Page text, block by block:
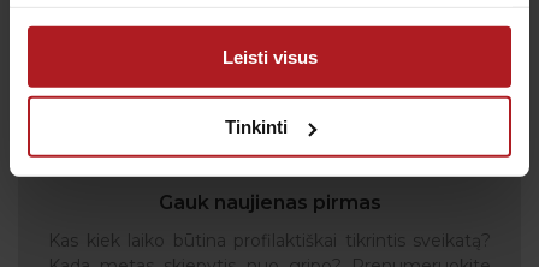
arba naudojant paslaugas surinktos informacijos.
Leisti visus
Tinkinti
Gauk naujienas pirmas
Kas kiek laiko būtina profilaktiškai tikrintis sveikatą?